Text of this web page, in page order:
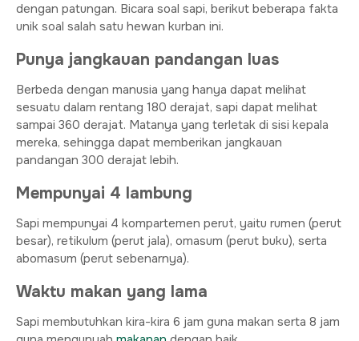
dengan patungan. Bicara soal sapi, berikut beberapa fakta
unik soal salah satu hewan kurban ini.
Punya jangkauan pandangan luas
Berbeda dengan manusia yang hanya dapat melihat
sesuatu dalam rentang 180 derajat, sapi dapat melihat
sampai 360 derajat. Matanya yang terletak di sisi kepala
mereka, sehingga dapat memberikan jangkauan
pandangan 300 derajat lebih.
Mempunyai 4 lambung
Sapi mempunyai 4 kompartemen perut, yaitu rumen (perut
besar), retikulum (perut jala), omasum (perut buku), serta
abomasum (perut sebenarnya).
Waktu makan yang lama
Sapi membutuhkan kira-kira 6 jam guna makan serta 8 jam